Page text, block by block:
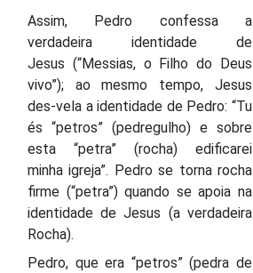
Assim, Pedro confessa a
verdadeira identidade de
Jesus (“Messias, o Filho do Deus
vivo”); ao mesmo tempo, Jesus
des-vela a identidade de Pedro: “Tu
és “petros” (pedregulho) e sobre
esta “petra” (rocha) edificarei
minha igreja”. Pedro se torna rocha
firme (“petra”) quando se apoia na
identidade de Jesus (a verdadeira
Rocha).
Pedro, que era “petros” (pedra de